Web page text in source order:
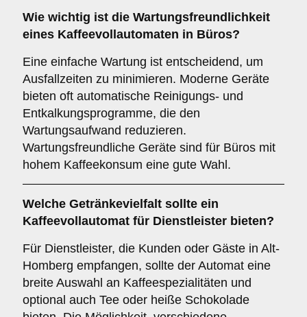
Wie wichtig ist die Wartungsfreundlichkeit
eines Kaffeevollautomaten in Büros?
Eine einfache Wartung ist entscheidend, um
Ausfallzeiten zu minimieren. Moderne Geräte
bieten oft automatische Reinigungs- und
Entkalkungsprogramme, die den
Wartungsaufwand reduzieren.
Wartungsfreundliche Geräte sind für Büros mit
hohem Kaffeekonsum eine gute Wahl.
Welche Getränkevielfalt sollte ein
Kaffeevollautomat für Dienstleister bieten?
Für Dienstleister, die Kunden oder Gäste in Alt-
Homberg empfangen, sollte der Automat eine
breite Auswahl an Kaffeespezialitäten und
optional auch Tee oder heiße Schokolade